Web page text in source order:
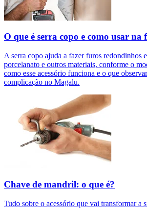
O que é serra copo e como usar na
A serra copo ajuda a fazer furos redondinhos
porcelanato e outros materiais, conforme o
como esse acessório funciona e o que
complicação no Magalu.
Chave de mandril: o que é?
Tudo sobre o acessório que vai transformar a